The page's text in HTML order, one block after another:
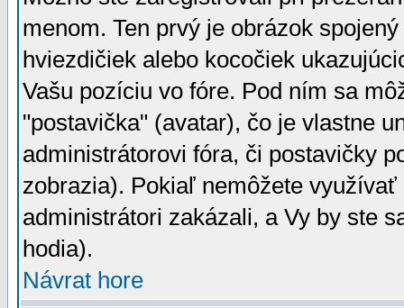
menom. Ten prvý je obrázok
hviezdičiek alebo kocočiek
Vašu pozíciu vo fóre. Pod ním sa
"postavička" (avatar), čo je vlastne
administrátorovi fóra, či postavičky
zobrazia). Pokiaľ nemôžete
administrátori zakázali, a Vy by ste
hodia).
Návrat hore